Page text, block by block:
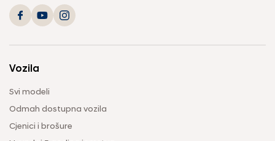
Vozila
Svi modeli
Odmah dostupna vozila
Cjenici i brošure